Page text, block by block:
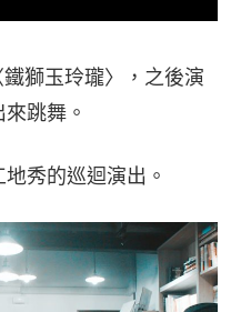
獅玉玲瓏〉，之後演
跳舞。
秀的巡迴演出。